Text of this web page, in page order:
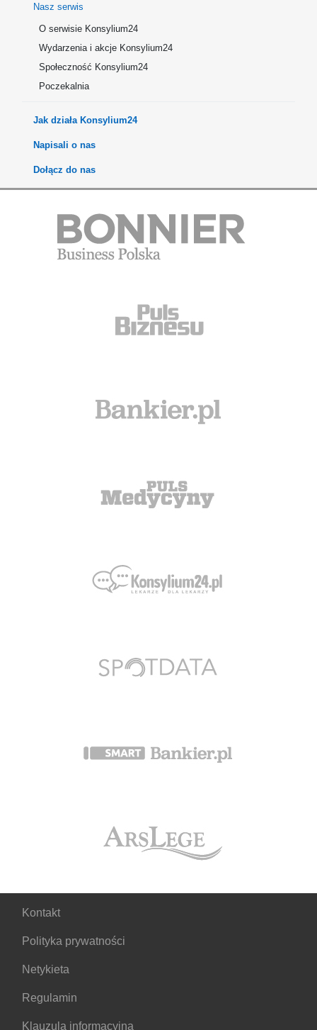
Nasz serwis
O serwisie Konsylium24
Wydarzenia i akcje Konsylium24
Społeczność Konsylium24
Poczekalnia
Jak działa Konsylium24
Napisali o nas
Dołącz do nas
Kontakt
Polityka prywatności
Netykieta
Regulamin
Klauzula informacyjna